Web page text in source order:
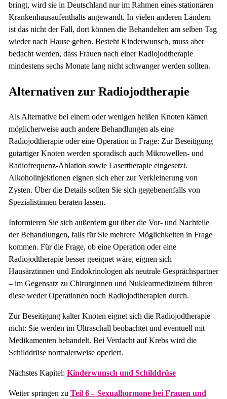
bringt, wird sie in Deutschland nur im Rahmen eines stationären
Krankenhausaufenthalts angewandt. In vielen anderen Ländern
ist das nicht der Fall, dort können die Behandelten am selben Tag
wieder nach Hause gehen. Besteht Kinderwunsch, muss aber
bedacht werden, dass Frauen nach einer Radiojodtherapie
mindestens sechs Monate lang nicht schwanger werden sollten.
Alternativen zur Radiojodtherapie
Als Alternative bei einem oder wenigen heißen Knoten kämen
möglicherweise auch andere Behandlungen als eine
Radiojodtherapie oder eine Operation in Frage: Zur Beseitigung
gutartiger Knoten werden sporadisch auch Mikrowellen- und
Radiofrequenz-Ablation sowie Lasertherapie eingesetzt.
Alkoholinjektionen eignen sich eher zur Verkleinerung von
Zysten. Über die Details sollten Sie sich gegebenenfalls von
Spezialistinnen beraten lassen.
Informieren Sie sich außerdem gut über die Vor- und Nachteile
der Behandlungen, falls für Sie mehrere Möglichkeiten in Frage
kommen. Für die Frage, ob eine Operation oder eine
Radiojodtherapie besser geeignet wäre, eignen sich
Hausärztinnen und Endokrinologen als neutrale Gesprächspartner
– im Gegensatz zu Chirurginnen und Nuklearmedizinern führen
diese weder Operationen noch Radiojodtherapien durch.
Zur Beseitigung kalter Knoten eignet sich die Radiojodtherapie
nicht: Sie werden im Ultraschall beobachtet und eventuell mit
Medikamenten behandelt. Bei Verdacht auf Krebs wird die
Schilddrüse normalerweise operiert.
Nächstes Kapitel: Kinderwunsch und Schilddrüse
Weiter springen zu Teil 6 – Sexualhormone bei Frauen und